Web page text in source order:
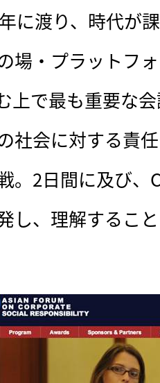
に渡り、時代が
場・プラットフ
上で最も重要な
社会に対する責
。2日間に及び、
し、理解するこ